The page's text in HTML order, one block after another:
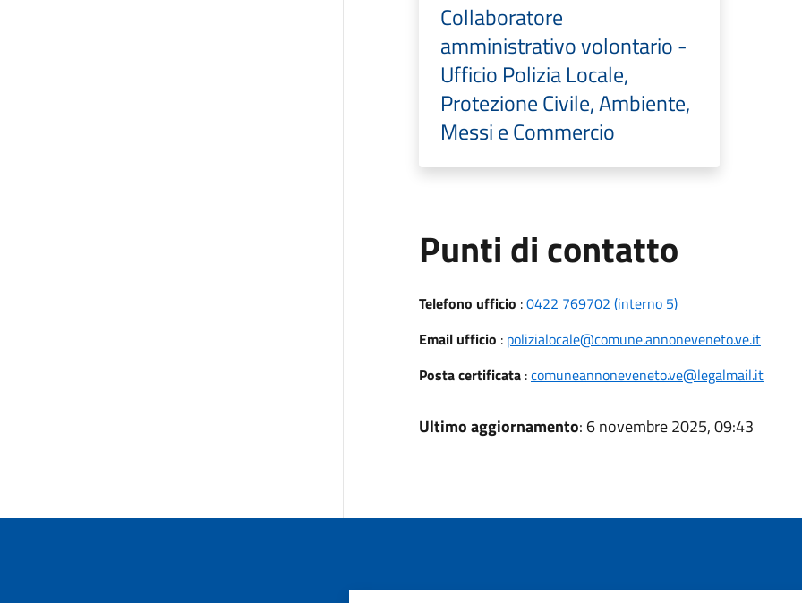
Collaboratore
amministrativo volontario -
Ufficio Polizia Locale,
Protezione Civile, Ambiente,
Messi e Commercio
Punti di contatto
Telefono ufficio :0422 769702 (interno 5)
Email ufficio : polizialocale@comune.annoneveneto.ve.it
Posta certificata:comuneannoneveneto.ve@legalmail.it
Ultimo aggiornamento: 6 novembre 2025, 09:43